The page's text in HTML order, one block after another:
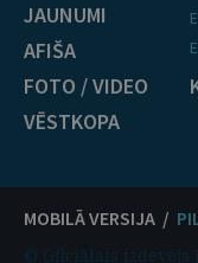
JAUNUMI
AFIŠA
FOTO / VIDEO
VĒSTKOPA
MOBILĀ VERSIJA /
© Oficiālais izdevējs